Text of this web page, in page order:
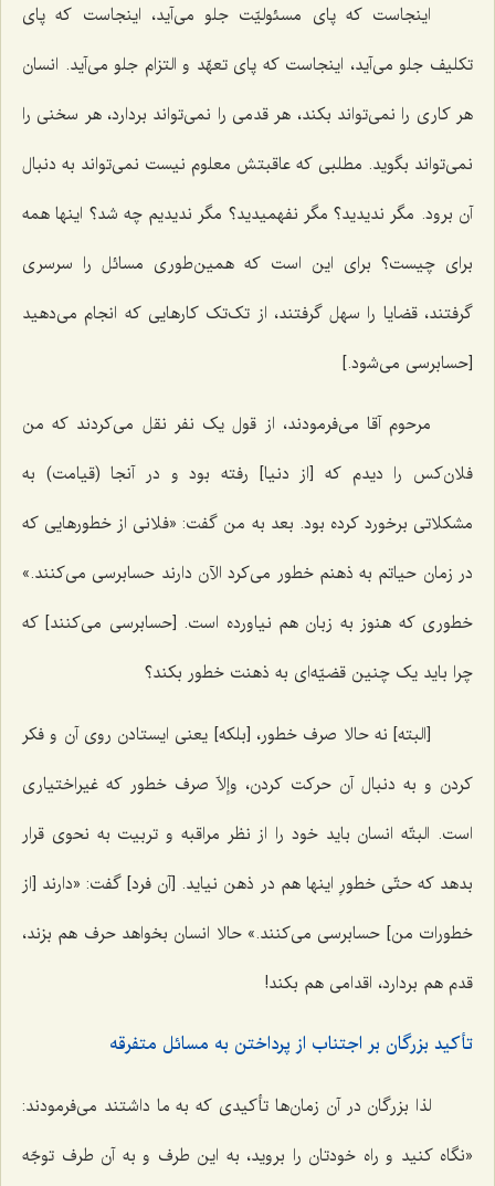
اینجاست که پای مسئولیّت جلو می‌آید، اینجاست که پای
تکلیف جلو می‌آید، اینجاست که پای تعهّد و التزام جلو می‌آید. انسان
هر کاری را نمی‌تواند بکند، هر قدمی را نمی‌تواند بردارد، هر سخنی را
نمی‌تواند بگوید. مطلبی که عاقبتش معلوم نیست نمی‌تواند به دنبال
آن برود. مگر ندیدید؟ مگر نفهمیدید؟ مگر ندیدیم چه شد؟ اینها همه
برای چیست؟ برای این است که همین‌طوری مسائل را سرسری
گرفتند، قضایا را سهل گرفتند، از تک‌تک کارهایی که انجام می‌دهید
[حسابرسی می‌شود.]
مرحوم آقا می‌فرمودند، از قول یک نفر نقل می‌کردند که من
فلان‌کس را دیدم که [از دنیا] رفته بود و در آنجا (قیامت) به
مشکلاتی برخورد کرده بود. بعد به من گفت: «فلانی از خطورهایی که
در زمان حیاتم به ذهنم خطور می‌کرد الآن دارند حسابرسی می‌کنند.»
خطوری که هنوز به زبان هم نیاورده است. [حسابرسی می‌کنند] که
چرا باید یک چنین قضیّه‌ای به ذهنت خطور بکند؟
[البته] نه حالا صرف خطور، [بلکه] یعنی ایستادن روی آن و فکر
کردن و به دنبال آن حرکت کردن، وإلاّ صرف خطور که غیراختیاری
است. البتّه انسان باید خود را از نظر مراقبه و تربیت به نحوی قرار
بدهد که حتّی خطورِ اینها هم در ذهن نیاید. [آن فرد] گفت: «دارند [از
خطورات من] حسابرسی می‌کنند.» حالا انسان بخواهد حرف هم بزند،
قدم هم بردارد، اقدامی هم بکند!
تأکید بزرگان بر اجتناب از پرداختن به مسائل متفرقه
لذا بزرگان در آن زمان‌ها تأکیدی که به ما داشتند می‌فرمودند:
«نگاه کنید و راه خودتان را بروید، به این طرف و به آن طرف توجّه